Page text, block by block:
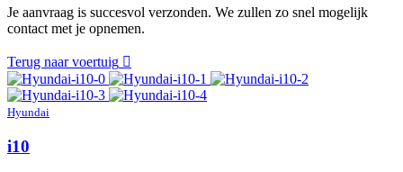
Je aanvraag is succesvol verzonden. We zullen zo snel mogelijk
contact met je opnemen.
Terug naar voertuig
Hyundai
i10